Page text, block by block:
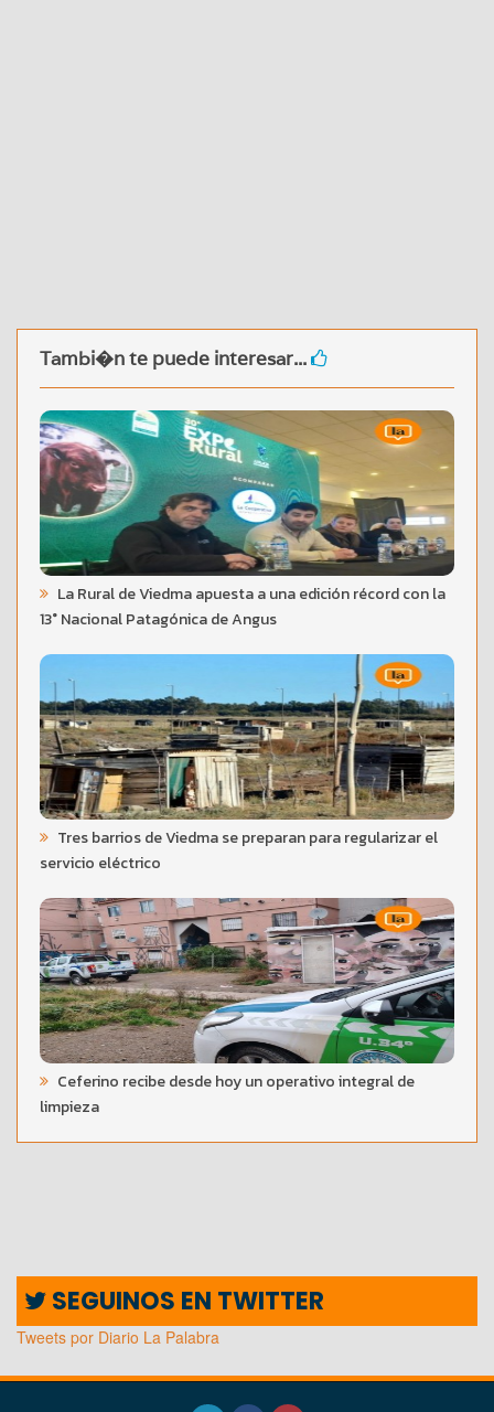
Tambi�n te puede interesar...
La Rural de Viedma apuesta a una edición récord con la
13° Nacional Patagónica de Angus
Tres barrios de Viedma se preparan para regularizar el
servicio eléctrico
Ceferino recibe desde hoy un operativo integral de
limpieza
SEGUINOS EN TWITTER
Tweets por Diario La Palabra